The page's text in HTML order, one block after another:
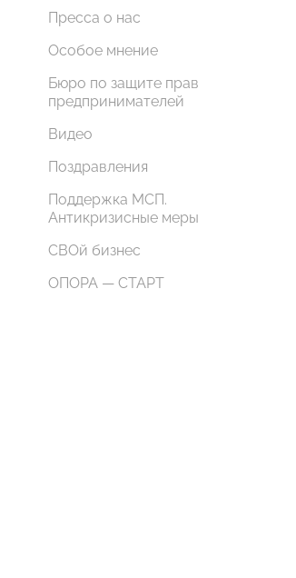
Пресса о нас
Особое мнение
Бюро по защите прав
предпринимателей
Видео
Поздравления
Поддержка МСП.
Антикризисные меры
СВОй бизнес
ОПОРА — СТАРТ